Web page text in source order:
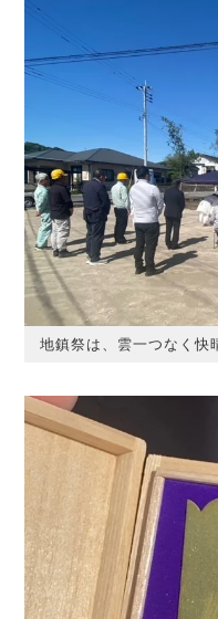
地鎮祭は、雲一つなく快